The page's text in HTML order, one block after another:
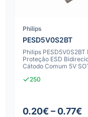
Philips
PESD5V0S2BT
Philips PESD5V0S2BT
Proteção ESD
Cátodo Comum 5V
250
0.20€ – 0.77€